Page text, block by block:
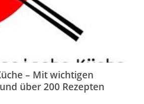
– Mit wichtigen
über 200 Rezepten